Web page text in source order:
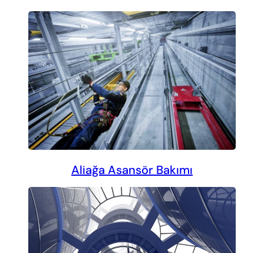
Aliağa Asansör Bakımı